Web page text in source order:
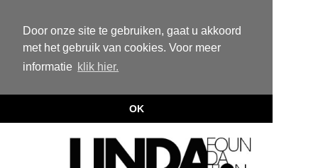
Door onze site te gebruiken, gaat u akkoord
met het gebruik van cookies. Voor meer
informatie klik hier.
OK